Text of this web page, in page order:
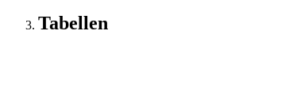
Tabellen